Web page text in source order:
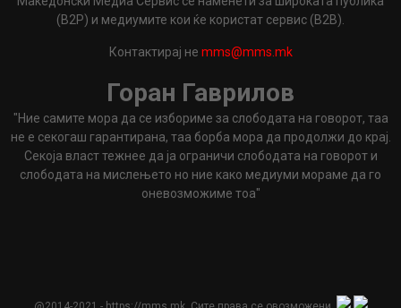
(B2P) и медиумите кои ќе користат сервис (B2B).
Контактирај не mms@mms.mk
Горан Гаврилов
"Ние самите мора да се избориме за слободата на говорот, таа
не е секогаш гарантирана, таа борба мора да продолжи до крај.
Секоја власт тежнее да ја ограничи слободата на говорот и
слободата на мислењето но ние како медиуми мораме да го
оневозможиме тоа"